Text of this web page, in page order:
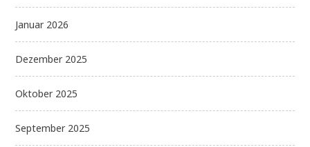
Januar 2026
Dezember 2025
Oktober 2025
September 2025